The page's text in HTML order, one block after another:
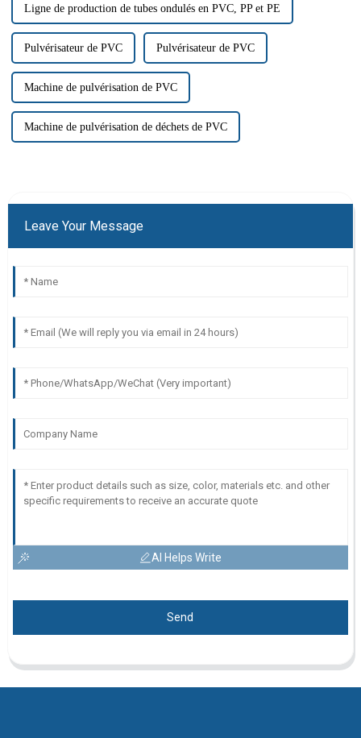
Ligne de production de tubes ondulés en PVC, PP et PE
Pulvérisateur de PVC Pulvérisateur de PVC
Machine de pulvérisation de PVC
Machine de pulvérisation de déchets de PVC
Leave Your Message
AI Helps Write
Send